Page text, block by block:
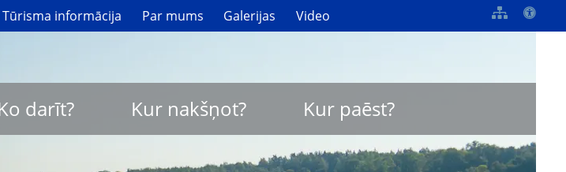
Tūrisma informācija Par mums Galerijas Video
darīt? Kur nakšņot? Kur paēst?